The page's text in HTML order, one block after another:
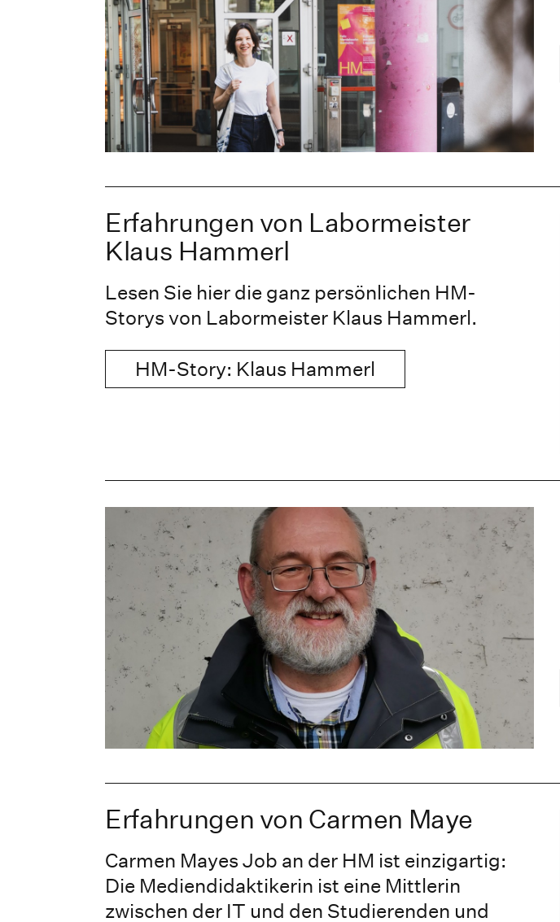
Erfahrungen von Labormeister
Klaus Hammerl
Lesen Sie hier die ganz persönlichen HM-
Storys von Labormeister Klaus Hammerl.
HM-Story: Klaus Hammerl
Erfahrungen von Carmen Maye
Carmen Mayes Job an der HM ist einzigartig:
Die Mediendidaktikerin ist eine Mittlerin
zwischen der IT und den Studierenden und